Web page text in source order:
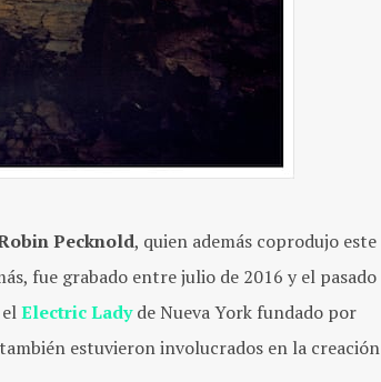
Pecknold, quien además coprodujo este
fue grabado entre julio de 2016 y el pasado
Electric Ladyde Nueva York fundado por
también estuvieron involucrados en la creación